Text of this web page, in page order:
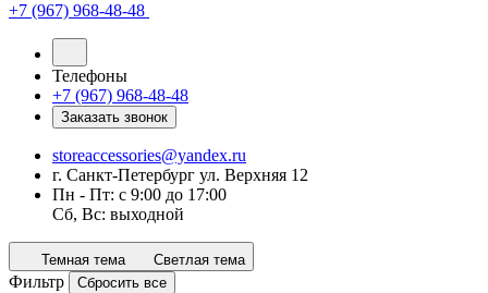
+7 (967) 968-48-48
Телефоны
+7 (967) 968-48-48
Заказать звонок
storeaccessories@yandex.ru
г. Санкт-Петербург ул. Верхняя 12
Пн - Пт: с 9:00 до 17:00
Сб, Вс: выходной
Темная тема Светлая тема
Фильтр Сбросить все